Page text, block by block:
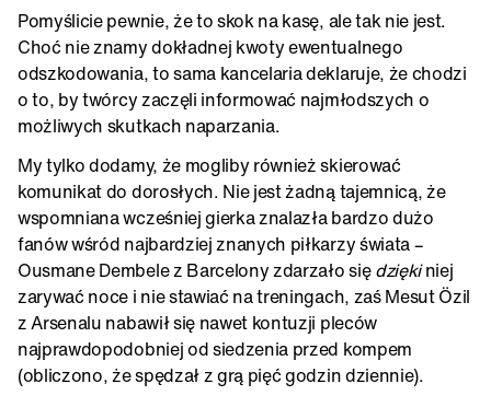
Pomyślicie pewnie, że to skok na kasę, ale tak nie jest.
Choć nie znamy dokładnej kwoty ewentualnego
odszkodowania, to sama kancelaria deklaruje, że chodzi
o to, by twórcy zaczęli informować najmłodszych o
możliwych skutkach naparzania.
My tylko dodamy, że mogliby również skierować
komunikat do dorosłych. Nie jest żadną tajemnicą, że
wspomniana wcześniej gierka znalazła bardzo dużo
fanów wśród najbardziej znanych piłkarzy świata –
Ousmane Dembele z Barcelony zdarzało siędziękiniej
zarywać noce i nie stawiać na treningach, zaś Mesut Özil
z Arsenalu nabawił się nawet kontuzji pleców
najprawdopodobniej od siedzenia przed kompem
(obliczono, że spędzał z grą pięć godzin dziennie).